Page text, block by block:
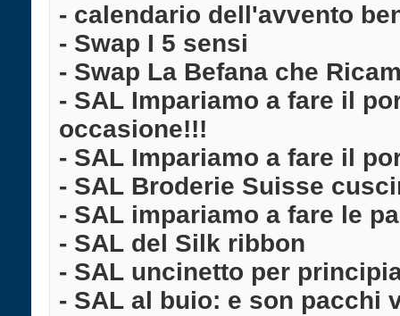
- calendario dell'avvento
- Swap I 5 sensi
- Swap La Befana che
- SAL Impariamo a fare il
occasione!!!
- SAL Impariamo a fare il
- SAL Broderie Suisse
- SAL impariamo a fare le
- SAL del Silk ribbon
- SAL uncinetto per
- SAL al buio: e son pacchi